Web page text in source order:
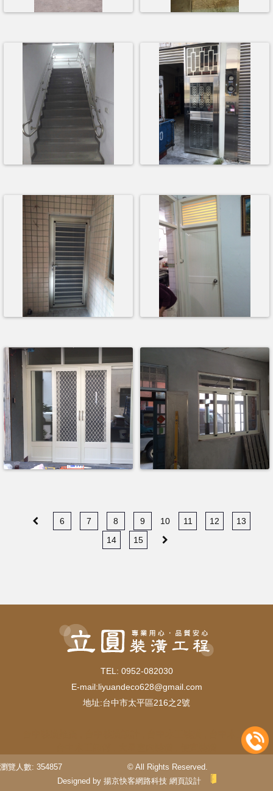
6 7 8 9 10 11 12
13
14
15
TEL: 0952-082030
E-mail:liyuandeco628@gmail.com
地址:台中市太平區216之2號
台中木工
瀏覽人數: 354857
© All Rights Reserved.
Designed by 揚京快客網路科技網頁設計